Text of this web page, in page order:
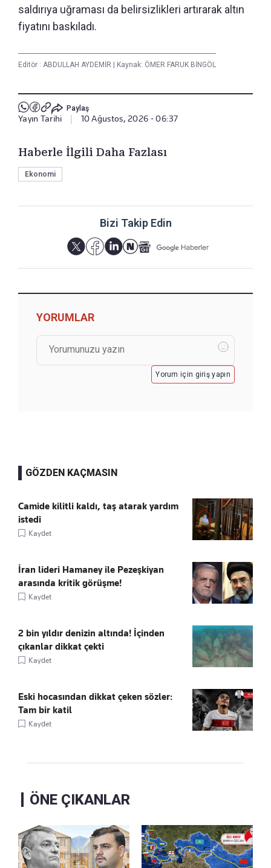
saldırıya uğraması da belirsizlikleri artırarak altın
fiyatını baskıladı.
Editör : ABDULLAH AYDEMİR Kaynak: ÖMER FARUK BİNGÖL
Paylaş
Yayın Tarihi 10 Ağustos, 2026 - 06:37
Haberle İlgili Daha Fazlası
Ekonomi
Bizi Takip Edin
YORUMLAR
Yorum için giriş yapın
GÖZDEN KAÇMASIN
Camide kilitli kaldı, taş atarak yardım
istedi
Kaydet
İran lideri Hamaney ile Pezeşkiyan
arasında kritik görüşme!
Kaydet
2 bin yıldır denizin altında! İçinden
çıkanlar dikkat çekti
Kaydet
Eski hocasından dikkat çeken sözler:
Tam bir katil
Kaydet
ÖNE ÇIKANLAR